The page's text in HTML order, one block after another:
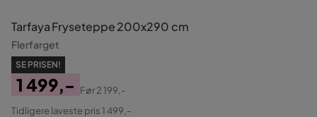
Tarfaya Fryseteppe 200x290 cm
Flerfarget
SE PRISEN!
Pris
1 499,-
Original
Før2 199,-
Tidligere laveste pris 1 499,-